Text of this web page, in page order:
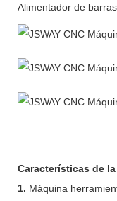
Alimentador de
Características de
1. Máquina